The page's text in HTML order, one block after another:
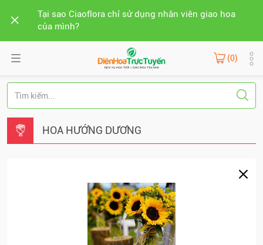
Tại sao Ciaoflora chỉ sử dụng nhân viên giao hoa
của mình?
(0)
HOA HƯỚNG DƯƠNG